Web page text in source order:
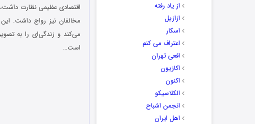
از یاد رفته
ازازیل
اسکار
اعتراف می کنم
افعی تهران
اکازیون
اکنون
الکلاسیکو
انجمن اشباح
اهل ایران
اقتصادی عظیمی نظارت
مخالفان نیز رواج داشت.
می‌کند و زندگی‌ای را به
است…